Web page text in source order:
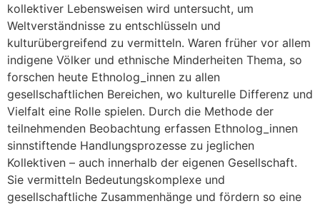
kollektiver Lebensweisen wird untersucht, um
Weltverständnisse zu entschlüsseln und
kulturübergreifend zu vermitteln. Waren früher vor allem
indigene Völker und ethnische Minderheiten Thema, so
forschen heute Ethnolog_innen zu allen
gesellschaftlichen Bereichen, wo kulturelle Differenz und
Vielfalt eine Rolle spielen. Durch die Methode der
teilnehmenden Beobachtung erfassen Ethnolog_innen
sinnstiftende Handlungsprozesse zu jeglichen
Kollektiven – auch innerhalb der eigenen Gesellschaft.
Sie vermitteln Bedeutungskomplexe und
gesellschaftliche Zusammenhänge und fördern so eine